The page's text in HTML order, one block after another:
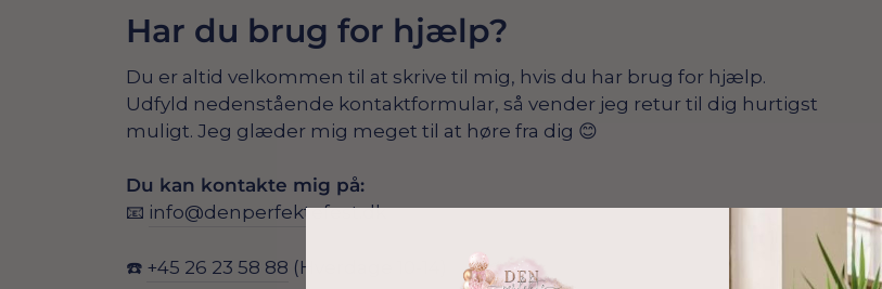
Har du brug for hjælp?
Du er altid velkommen til at skrive til mig, hvis du har brug for hjælp.
Udfyld nedenstående kontaktformular, så vender jeg retur til dig hurtigst
muligt. Jeg glæder mig meget til at høre fra dig 😊
Du kan kontakte mig på:
📧 info@denperfektefest.dk
☎️ +45 26 23 58 88 (Hverdage 10-14)